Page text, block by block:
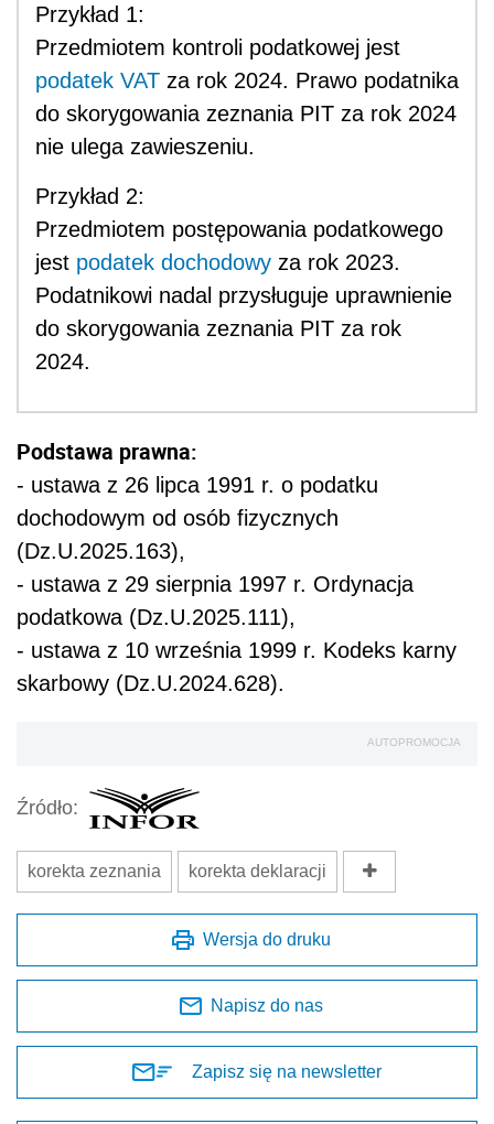
Przykład 1:
Przedmiotem kontroli podatkowej jest
podatek VAT za rok 2024. Prawo podatnika
do skorygowania zeznania PIT za rok 2024
nie ulega zawieszeniu.
Przykład 2:
Przedmiotem postępowania podatkowego
jest podatek dochodowy za rok 2023.
Podatnikowi nadal przysługuje uprawnienie
do skorygowania zeznania PIT za rok
2024.
Podstawa prawna:
- ustawa z 26 lipca 1991 r. o podatku
dochodowym od osób fizycznych
(Dz.U.2025.163),
- ustawa z 29 sierpnia 1997 r. Ordynacja
podatkowa (Dz.U.2025.111),
- ustawa z 10 września 1999 r. Kodeks karny
skarbowy (Dz.U.2024.628).
AUTOPROMOCJA
Źródło:
korekta zeznania korekta deklaracji
Wersja do druku
Napisz do nas
Zapisz się na newsletter